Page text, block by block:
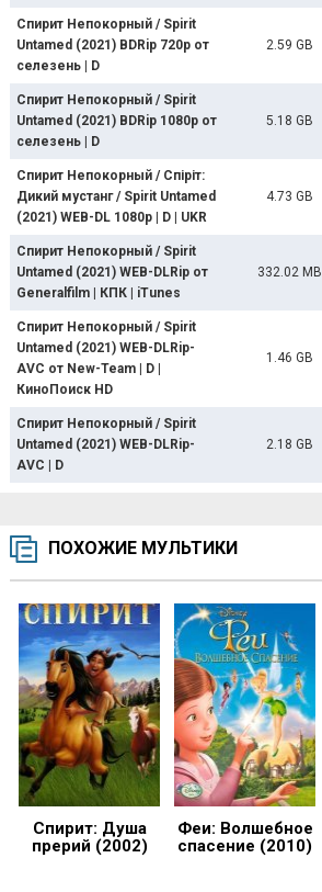
Спирит Непокорный / Spirit
Untamed (2021) BDRip 720p от
селезень | D
2.59 GB
Спирит Непокорный / Spirit
Untamed (2021) BDRip 1080p от
селезень | D
5.18 GB
Спирит Непокорный / Спіріт:
Дикий мустанг / Spirit Untamed
(2021) WEB-DL 1080p | D | UKR
4.73 GB
Спирит Непокорный / Spirit
Untamed (2021) WEB-DLRip от
Generalfilm | КПК | iTunes
332.02 MB
Спирит Непокорный / Spirit
Untamed (2021) WEB-DLRip-
AVC от New-Team | D |
КиноПоиск HD
1.46 GB
Спирит Непокорный / Spirit
Untamed (2021) WEB-DLRip-
AVC | D
2.18 GB
ПОХОЖИЕ МУЛЬТИКИ
Спирит: Душа
прерий (2002)
Феи: Волшебное
спасение (2010)